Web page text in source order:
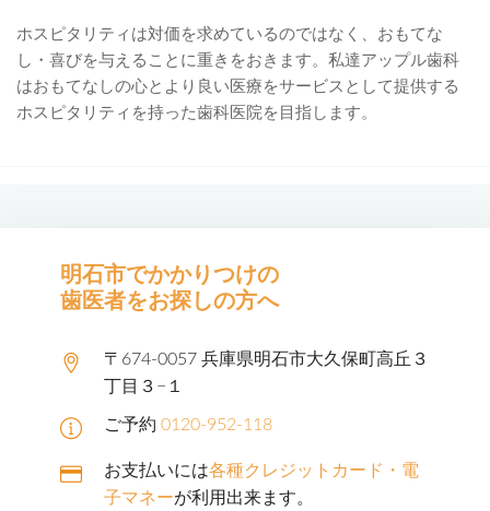
ホスピタリティは対価を求めているのではなく、おもてな
し・喜びを与えることに重きをおきます。私達アップル歯科
はおもてなしの心とより良い医療をサービスとして提供する
ホスピタリティを持った歯科医院を目指します。
明石市でかかりつけの
歯医者をお探しの方へ
〒674-0057 兵庫県明石市大久保町高丘３
丁目３−１
ご予約 0120-952-118
お支払いには各種クレジットカード・電
子マネーが利用出来ます。